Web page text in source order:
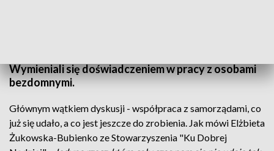
Wymieniali się doświadczeniem w pracy z osobami
bezdomnymi.
Głównym wątkiem dyskusji - współpraca z samorządami, co
już się udało, a co jest jeszcze do zrobienia. Jak mówi Elżbieta
Żukowska-Bubienko ze Stowarzyszenia "Ku Dobrej